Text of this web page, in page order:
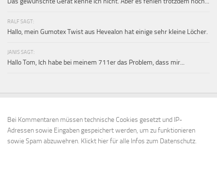
RALF SAGT:
Hallo, mein Gumotex Twist aus Hevealon hat einige sehr kleine Löcher.
JANIS SAGT:
Hallo Tom, Ich habe bei meinem 711er das Problem, dass mir...
Bei Kommentaren müssen technische Cookies gesetzt und IP-
Adressen sowie Eingaben gespeichert werden, um zu funktionieren
sowie Spam abzuwehren. Klickt hier für alle Infos zum Datenschutz.